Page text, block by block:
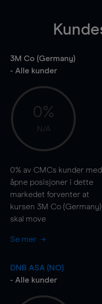
3M Co (Germany)
- Alle kunder
0%
N/A
0% av CMCs kunder med
åpne posisjoner i dette
markedet forventer at
kursen 3M Co (Germany)
skal move
Se mer
DNB ASA (NO)
- Alle kunder